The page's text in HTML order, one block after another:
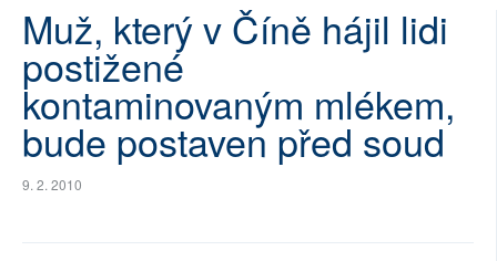
TÉMATA
AUTOŘI
Muž, který v Číně hájil lidi
postižené
kontaminovaným mlékem,
bude postaven před soud
9. 2. 2010